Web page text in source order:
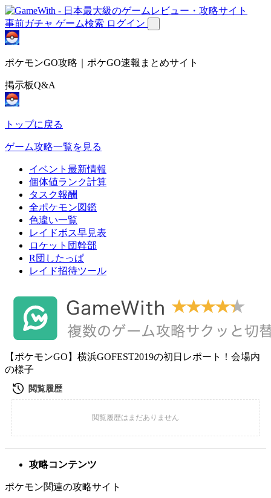
事前ガチャ ゲーム検索 ログイン
ポケモンGO攻略｜ポケGO速報まとめサイト
掲示板Q&A
トップに戻る
ゲーム攻略一覧を見る
イベント最新情報
個体値ランク計算
タスク報酬
全ポケモン図鑑
色違い一覧
レイドボス早見表
ロケット団幹部
R団したっぱ
レイド招待ツール
【ポケモンGO】横浜GOFEST2019の初日レポート！会場内
の様子
攻略コンテンツ
ポケモン関連の攻略サイト